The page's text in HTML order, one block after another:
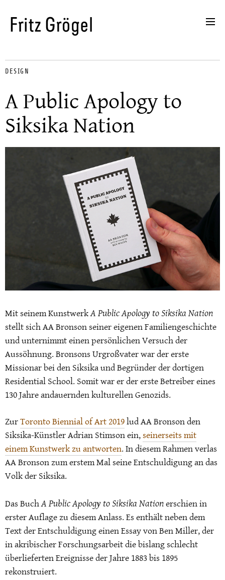
DESIGN
A Public Apology to
Siksika Nation
Mit seinem KunstwerkA Public Apology to Siksika Nation
stellt sich AA Bronson seiner eigenen Familiengeschichte
und unternimmt einen persönlichen Versuch der
Aussöhnung.Bronsons Urgroßvater war der erste
Missionar bei den Siksika und Begründer der dortigen
Residential School. Somit war er der erste Betreiber eines
130 Jahre andauernden kulturellen Genozids.
ZurToronto Biennial of Art 2019lud AA Bronson den
Siksika-Künstler Adrian Stimson ein,seinerseits mit
einem Kunstwerk zu antworten. In diesem Rahmen verlas
AA Bronson zum erstem Mal seine Entschuldigung an das
Volk der Siksika.
Das BuchA Public Apology to Siksika Nationerschien in
erster Auflage zu diesem Anlass. Es enthält neben dem
Text der Entschuldigung einen Essay von Ben Miller, der
in akribischer Forschungsarbeit die bislang schlecht
überlieferten Ereignisse der Jahre 1883 bis 1895
rekonstruiert.